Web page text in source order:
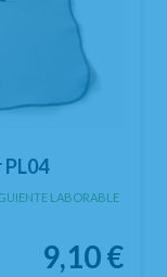
LABORABLE
9,10€